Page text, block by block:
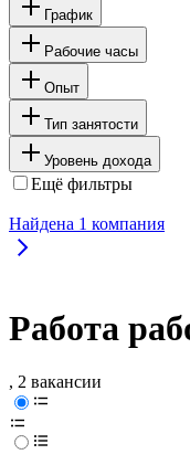
График
Рабочие часы
Опыт
Тип занятости
Уровень дохода
Ещё фильтры
Найдена 1 компания
Работа
, 2 вакансии